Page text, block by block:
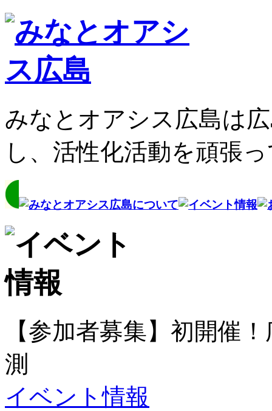
みなとオアシス広島は
し、活性化活動を頑張
【参加者募集】初開催
測
イベント情報